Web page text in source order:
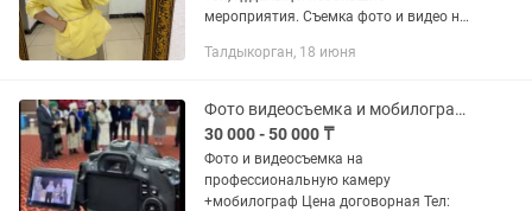
мероприятия. Съемка фото и видео на
Талдыкорган, 18 июня
Фото видеосъемка и мобилография
30 000 - 50 000 ₸
Фото и видеосъемка на
профессиональную камеру
+мобилограф Цена договорная Тел: